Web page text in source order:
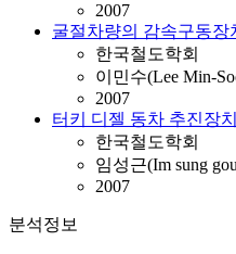
2007
굴절차량의 감속구동장
한국철도학회
이민수(Lee Min-
2007
터키 디젤 동차 추진장
한국철도학회
임성근(Im sung
2007
분석정보